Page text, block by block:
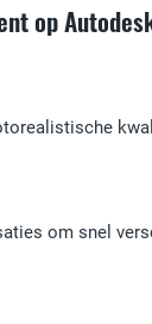
op
om snel